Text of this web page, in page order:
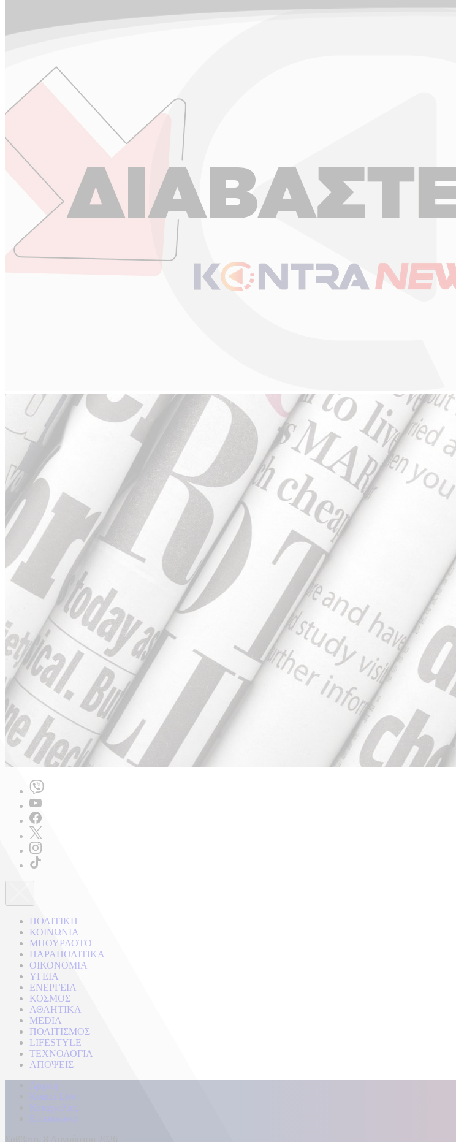
ΠΟΛΙΤΙΚΗ
ΚΟΙΝΩΝΙΑ
ΜΠΟΥΡΛΟΤΟ
ΠΑΡΑΠΟΛΙΤΙΚΑ
ΟΙΚΟΝΟΜΙΑ
ΥΓΕΙΑ
ΕΝΕΡΓΕΙΑ
ΚΟΣΜΟΣ
ΑΘΛΗΤΙΚΑ
MEDIA
ΠΟΛΙΤΙΣΜΟΣ
LIFESTYLE
ΤΕΧΝΟΛΟΓΙΑ
ΑΠΟΨΕΙΣ
Αρχική
Kontra Live
Καταγγελίες
Επικοινωνία